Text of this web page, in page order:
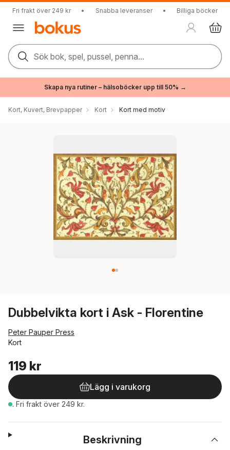
Fri frakt över 249 kr • Snabba leveranser • Billiga böcker
Sök bok, spel, pussel, penna...
Skapa nya rutiner – hälsoböcker upp till 50% →
Kort, Kuvert, Brevpapper Kort Kort med motiv
Dubbelvikta kort i Ask - Florentine
Peter Pauper Press
Kort
119 kr
Lägg i varukorg
. Fri frakt över 249 kr.
Beskrivning